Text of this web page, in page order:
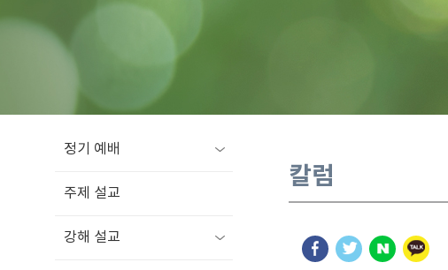
정기 예배
주제 설교
강해 설교
칼럼